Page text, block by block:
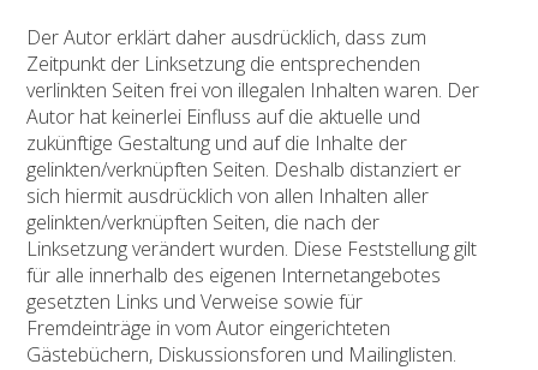
Der Autor erklärt daher ausdrücklich, dass zum
Zeitpunkt der Linksetzung die entsprechenden
verlinkten Seiten frei von illegalen Inhalten waren. Der
Autor hat keinerlei Einfluss auf die aktuelle und
zukünftige Gestaltung und auf die Inhalte der
gelinkten/verknüpften Seiten. Deshalb distanziert er
sich hiermit ausdrücklich von allen Inhalten aller
gelinkten/verknüpften Seiten, die nach der
Linksetzung verändert wurden. Diese Feststellung gilt
für alle innerhalb des eigenen Internetangebotes
gesetzten Links und Verweise sowie für
Fremdeinträge in vom Autor eingerichteten
Gästebüchern, Diskussionsforen und Mailinglisten.